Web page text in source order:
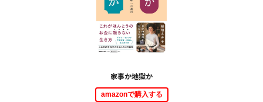
家事か地獄か
amazonで購入する